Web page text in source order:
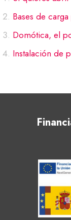
Bases de
Domótica, el
Instalación de